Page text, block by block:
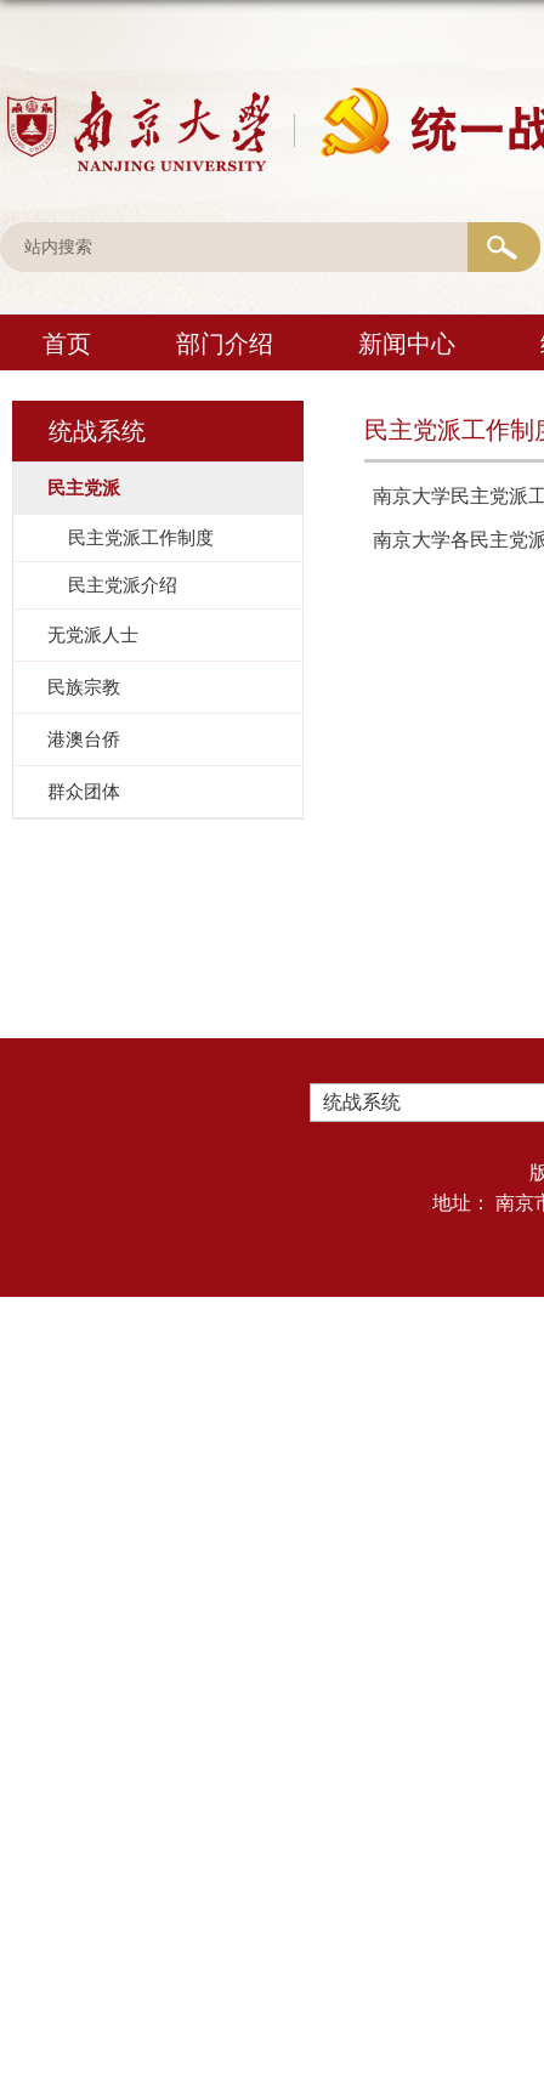
首页 部门介绍 新闻中心
统战系统
民主党派
民主党派工作制度
民主党派介绍
无党派人士
民族宗教
港澳台侨
群众团体
民主党派工作制
南京大学民主党派
南京大学各民主党
统战系统
地址： 南京